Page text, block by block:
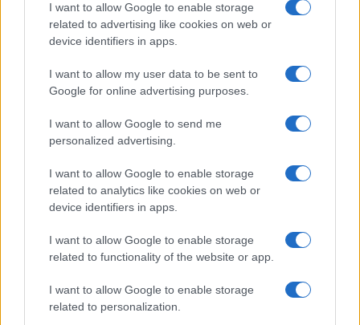
I want to allow Google to enable storage
related to advertising like cookies on web or
device identifiers in apps.
I want to allow my user data to be sent to
Google for online advertising purposes.
I want to allow Google to send me
personalized advertising.
I want to allow Google to enable storage
related to analytics like cookies on web or
device identifiers in apps.
I want to allow Google to enable storage
related to functionality of the website or app.
I want to allow Google to enable storage
related to personalization.
Úgy tudom, beugrással kerültél az előadásba, és
mindössze két napod volt, hogy megtanuld a
Ha úgy alakul, szívesen vállalok beugrást egy-egy szerepbe,
mert úgy gondolom, remek lehetőség a tanulásra, és arra,
hogy kipróbáljam önmagam.